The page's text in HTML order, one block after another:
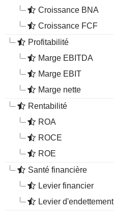
Croissance BNA
Croissance FCF
Profitabilité
Marge EBITDA
Marge EBIT
Marge nette
Rentabilité
ROA
ROCE
ROE
Santé financière
Levier financier
Levier d'endettement